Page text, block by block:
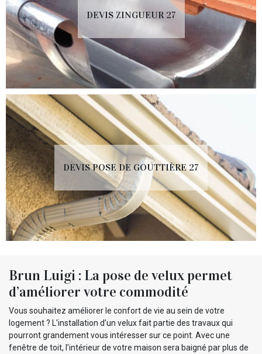
DEVIS ZINGUEUR 27
DEVIS POSE DE GOUTTIÈRE 27
Brun Luigi : La pose de velux permet
d’améliorer votre commodité
Vous souhaitez améliorer le confort de vie au sein de votre
logement ? L'installation d’un velux fait partie des travaux qui
pourront grandement vous intéresser sur ce point. Avec une
fenêtre de toit, l’intérieur de votre maison sera baigné par plus de